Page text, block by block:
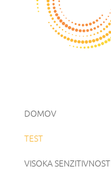
DOMOV
TEST
VISOKA SENZITIVNOST